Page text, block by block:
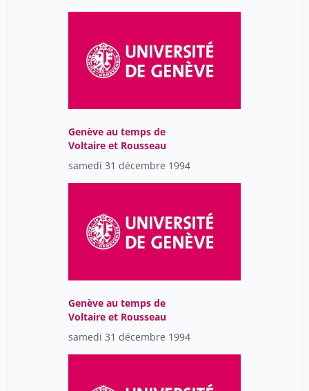
Genève au temps de
Voltaire et Rousseau
samedi 31 décembre 1994
Genève au temps de
Voltaire et Rousseau
samedi 31 décembre 1994